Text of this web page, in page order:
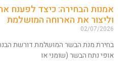
אמנות הבחירה: כיצד לפענח
וליצור את הארוחה המושלמת
02/07/2026
בחירת מנת הבשר המושלמת דורשת
אופי נתח הבשר (שומני או